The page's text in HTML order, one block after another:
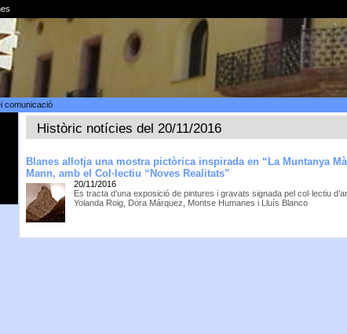
comunicació
Històric notícies del 20/11/2016
Blanes allotja una mostra pictòrica inspirada en “La Muntanya
Mann, amb el Col·lectiu “Noves Realitats”
20/11/2016
Es tracta d’una exposició de pintures i gravats signada pel col·lectiu
Yolanda Roig, Dora Márquez, Montse Humanes i Lluís Blanco